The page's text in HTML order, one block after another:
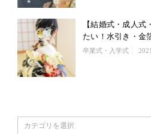
【結婚式・成人式
たい！水引き・金
卒業式・入学式
カテゴリを選択